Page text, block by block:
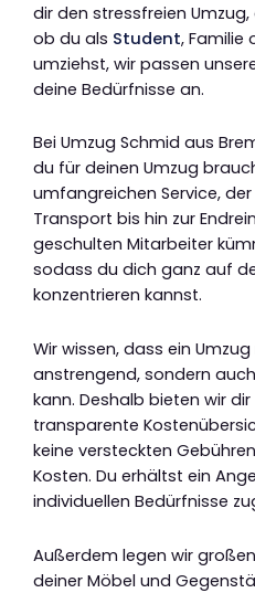
dir den stressfreien
ob du als Student, Familie
umziehst, wir passen
deine Bedürfnisse an.
Bei Umzug Schmid aus
du für deinen Umzug
umfangreichen Service,
Transport bis hin zur
geschulten Mitarbeiter
sodass du dich ganz auf
konzentrieren kannst.
Wir wissen, dass ein
anstrengend, sondern
kann. Deshalb bieten wir
transparente
keine versteckten
Kosten. Du erhältst ein
individuellen Bedürfnisse
Außerdem legen wir
deiner Möbel und